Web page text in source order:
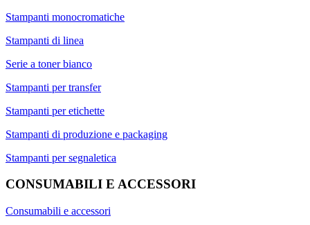
Stampanti monocromatiche
Stampanti di linea
Serie a toner bianco
Stampanti per transfer
Stampanti per etichette
Stampanti di produzione e packaging
Stampanti per segnaletica
CONSUMABILI E ACCESSORI
Consumabili e accessori